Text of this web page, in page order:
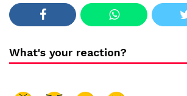
What's your reaction?